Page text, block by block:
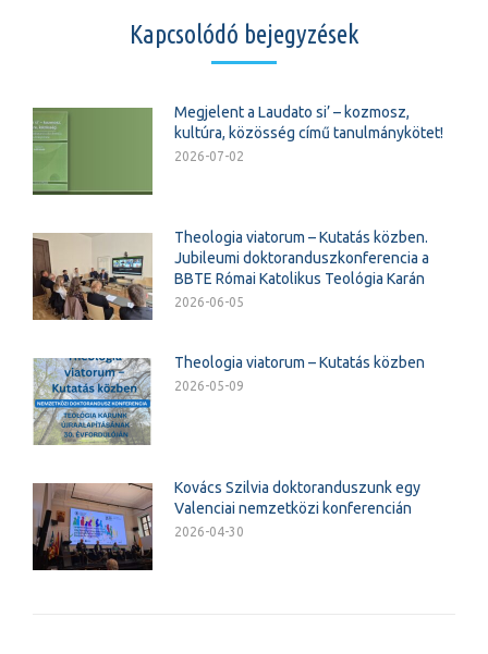
Kapcsolódó bejegyzések
Megjelent a Laudato si’ – kozmosz,
kultúra, közösség című tanulmánykötet!
2026-07-02
Theologia viatorum – Kutatás közben.
Jubileumi doktoranduszkonferencia a
BBTE Római Katolikus Teológia Karán
2026-06-05
Theologia viatorum – Kutatás közben
2026-05-09
Kovács Szilvia doktoranduszunk egy
Valenciai nemzetközi konferencián
2026-04-30